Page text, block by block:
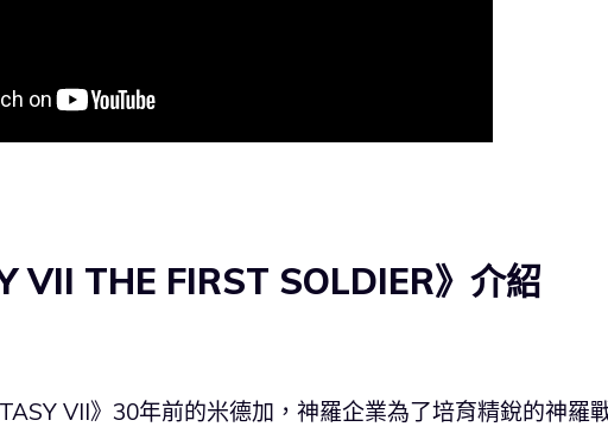
VII THE FIRST SOLDIER》介紹
VII》30年前的米德加，神羅企業為了培育精銳的神羅